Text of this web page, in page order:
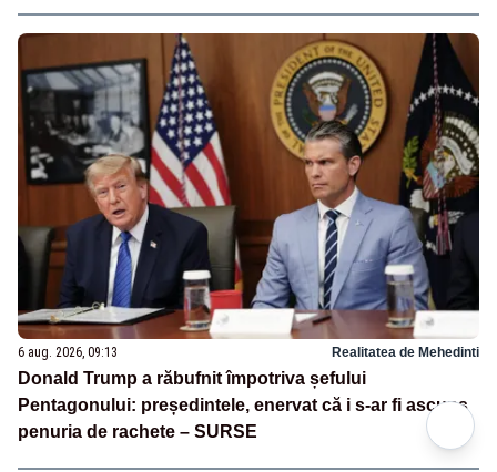
6 aug. 2026, 09:13 Realitatea de Mehedinti
Donald Trump a răbufnit împotriva șefului
Pentagonului: președintele, enervat că i s-ar fi ascuns
penuria de rachete – SURSE